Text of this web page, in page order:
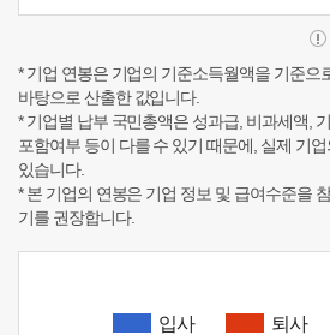
* 기업 연봉은 기업의 기준소득월액을 기준으
바탕으로 산출한 값입니다.
* 기업별 납부 국민총액은 성과급, 비과세액,
포함여부 등이 다를 수 있기 때문에, 실제 기
있습니다.
* 본 기업의 연봉은 기업 정보 및 급여수준을
기를 권장합니다.
입사 퇴사